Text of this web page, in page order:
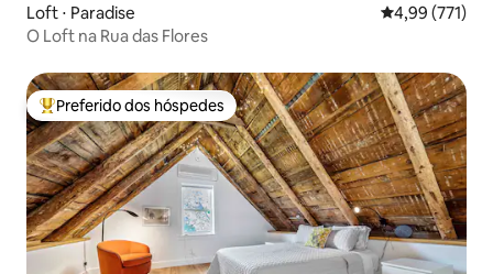
Loft ⋅ Paradise 4,99 de uma
4,99 (771)
O Loft na Rua das Flores
Entre os melhores preferidos dos hóspedes
Preferido dos hóspedes